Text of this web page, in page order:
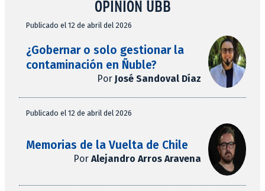
OPINIÓN UBB
Publicado el 12 de abril del 2026
¿Gobernar o solo gestionar la
contaminación en Ñuble?
Por José Sandoval Díaz
Publicado el 12 de abril del 2026
Memorias de la Vuelta de Chile
Por Alejandro Arros Aravena